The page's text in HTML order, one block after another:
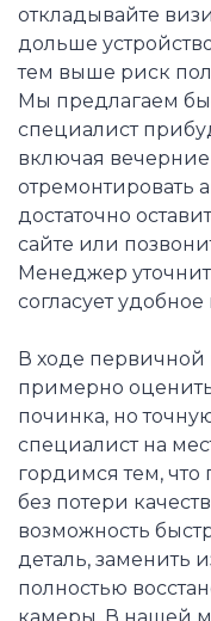
откладывайте
дольше
тем выше риск
Мы предлагаем
специалист
включая
отремонтировать
достаточно
сайте или
Менеджер
согласует
В ходе первичной
примерно
починка, но
специалист на
гордимся тем, что
без потери
возможность
деталь, заменить
полностью